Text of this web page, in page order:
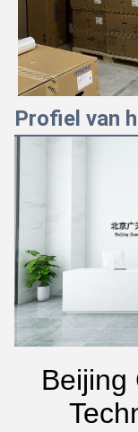
Profiel van
Beijing